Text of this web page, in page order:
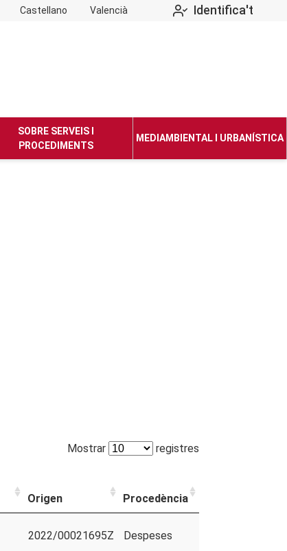
Castellano Valencià Identifica't
SOBRE SERVEIS I
PROCEDIMENTS
MEDIAMBIENTAL I URBANÍSTICA
Mostrar registres
Origen Procedència
2022/00021695Z Despeses